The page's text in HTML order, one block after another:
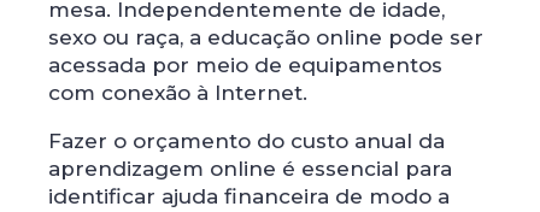
mesa. Independentemente de idade,
sexo ou raça, a educação online pode ser
acessada por meio de equipamentos
com conexão à Internet.
Fazer o orçamento do custo anual da
aprendizagem online é essencial para
identificar ajuda financeira de modo a